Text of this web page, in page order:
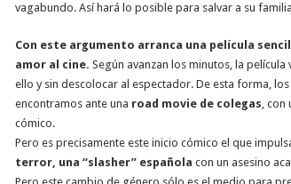
vagabundo. Así hará lo posible para salvar a su
Con este argumento arranca una película
amor al cine. Según avanzan los minutos, la
ello y sin descolocar al espectador. De esta forma,
encontramos ante una road movie de colegas, con
cómico.
Pero es precisamente este inicio cómico el que
terror, una “slasher” española con un asesino